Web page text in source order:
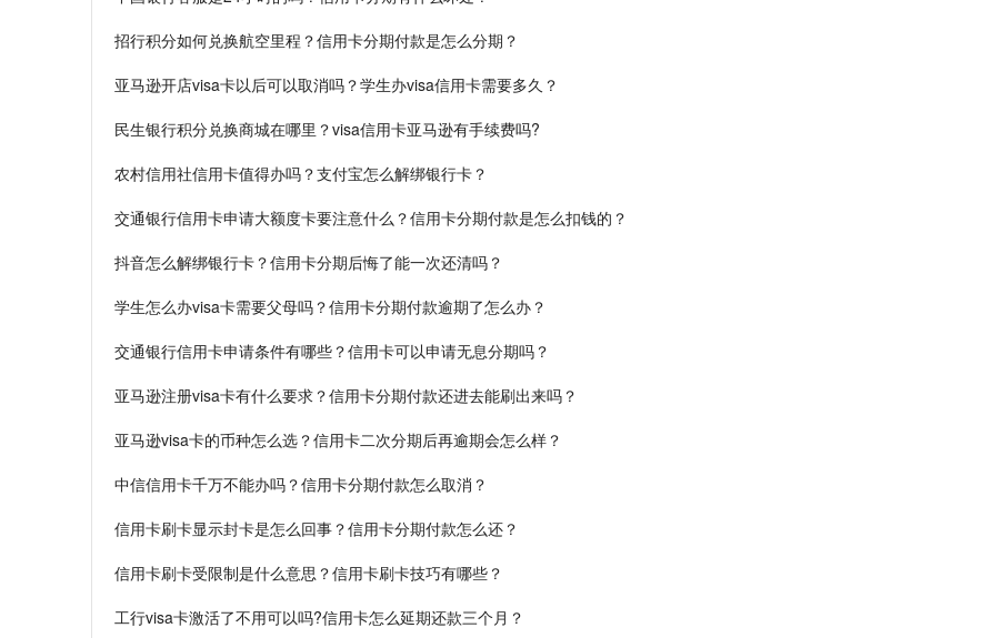
招行积分如何兑换航空里程？信用卡分期付款是怎么分期？
亚马逊开店visa卡以后可以取消吗？学生办visa信用卡需要多久？
民生银行积分兑换商城在哪里？visa信用卡亚马逊有手续费吗?
农村信用社信用卡值得办吗？支付宝怎么解绑银行卡？
交通银行信用卡申请大额度卡要注意什么？信用卡分期付款是怎么扣钱的？
抖音怎么解绑银行卡？信用卡分期后悔了能一次还清吗？
学生怎么办visa卡需要父母吗？信用卡分期付款逾期了怎么办？
交通银行信用卡申请条件有哪些？信用卡可以申请无息分期吗？
亚马逊注册visa卡有什么要求？信用卡分期付款还进去能刷出来吗？
亚马逊visa卡的币种怎么选？信用卡二次分期后再逾期会怎么样？
中信信用卡千万不能办吗？信用卡分期付款怎么取消？
信用卡刷卡显示封卡是怎么回事？信用卡分期付款怎么还？
信用卡刷卡受限制是什么意思？信用卡刷卡技巧有哪些？
工行visa卡激活了不用可以吗?信用卡怎么延期还款三个月？